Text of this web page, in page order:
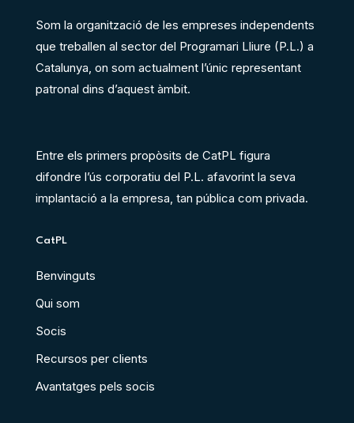
Som la organització de les empreses independents
que treballen al sector del Programari Lliure (P.L.) a
Catalunya, on som actualment l’únic representant
patronal dins d’aquest àmbit.
Entre els primers propòsits de CatPL figura
difondre l’ús corporatiu del P.L. afavorint la seva
implantació a la empresa, tan pública com privada.
CatPL
Benvinguts
Qui som
Socis
Recursos per clients
Avantatges pels socis